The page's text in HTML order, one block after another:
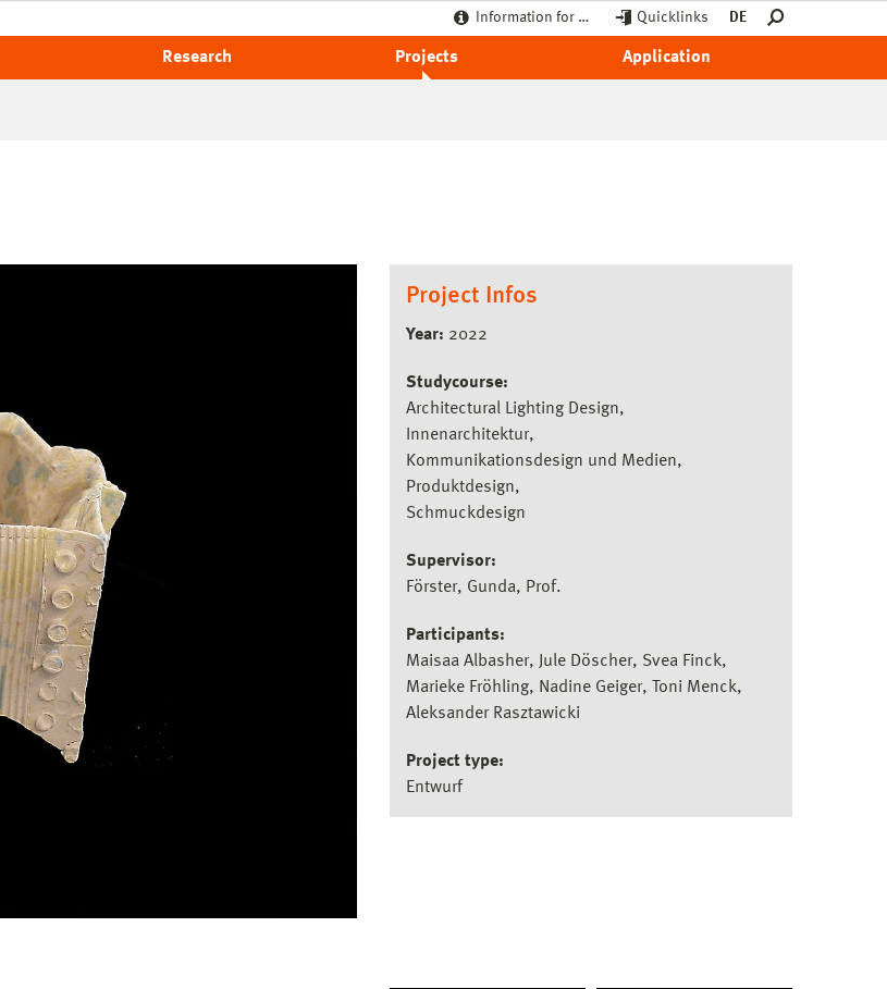
Information for … Quicklinks DE
Research Projects Application
Project Infos
Year: 2022
Studycourse:
Architectural Lighting Design
Innenarchitektur
Kommunikationsdesign und Medien
Produktdesign
Schmuckdesign
Supervisor:
Förster, Gunda, Prof.
Participants:
Maisaa Albasher, Jule Döscher, Svea Finck,
Marieke Fröhling, Nadine Geiger, Toni Menck,
Aleksander Rasztawicki
Project type:
Entwurf